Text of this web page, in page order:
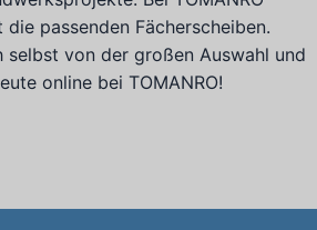
passenden Fächerscheiben.
selbst von der großen Auswahl und
online bei TOMANRO!